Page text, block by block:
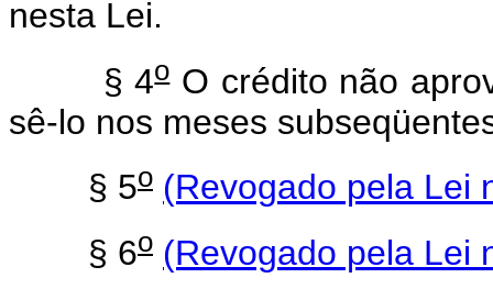
nesta Lei.
§ 4oO crédito não
sê-lo nos meses
§ 5o (Revogado pela Lei
§ 6o (Revogado pela Lei